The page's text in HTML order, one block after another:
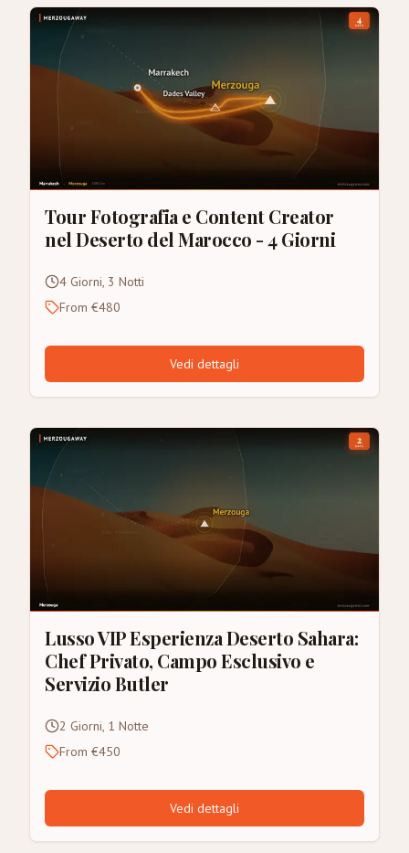
Tour Fotografia e Content Creator
nel Deserto del Marocco - 4 Giorni
4 Giorni, 3 Notti
From €480
Vedi dettagli
Lusso VIP Esperienza Deserto Sahara:
Chef Privato, Campo Esclusivo e
Servizio Butler
2 Giorni, 1 Notte
From €450
Vedi dettagli